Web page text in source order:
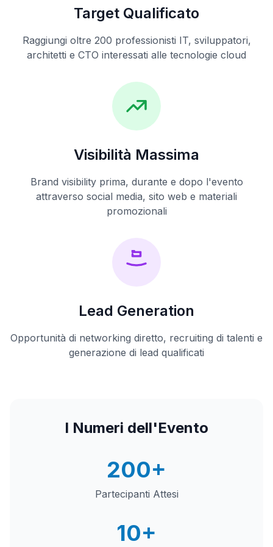
Target Qualificato
Raggiungi oltre 200 professionisti IT, sviluppatori,
architetti e CTO interessati alle tecnologie cloud
Visibilità Massima
Brand visibility prima, durante e dopo l'evento
attraverso social media, sito web e materiali
promozionali
Lead Generation
Opportunità di networking diretto, recruiting di talenti e
generazione di lead qualificati
I Numeri dell'Evento
200+
Partecipanti Attesi
10+